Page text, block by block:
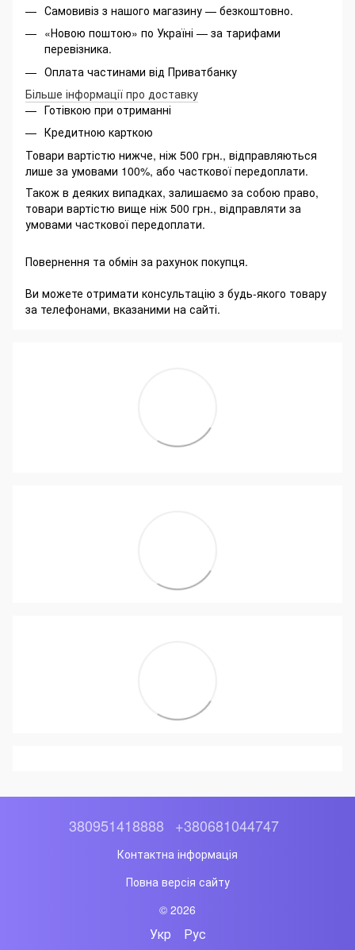
Самовивіз з нашого магазину — безкоштовно.
«Новою поштою» по Україні — за тарифами
перевізника.
Оплата частинами від Приватбанку
Більше інформації про доставку
Готівкою при отриманні
Кредитною карткою
Товари вартістю нижче, ніж 500 грн., відправляються
лише за умовами 100%, або часткової передоплати.
Також в деяких випадках, залишаємо за собою право,
товари вартістю вище ніж 500 грн., відправляти за
умовами часткової передоплати.
Повернення та обмін за рахунок покупця.
Ви можете отримати консультацію з будь-якого товару
за телефонами, вказаними на сайті.
380951418888 +380681044747
Контактна інформація
Повна версія сайту
© 2026
Укр Рус